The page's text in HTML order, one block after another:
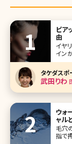
ピア
由
イヤ
イン
開け
くら
でき
科・
タケダスポ
武田りわ
ウォ
ャル
毛穴
指で